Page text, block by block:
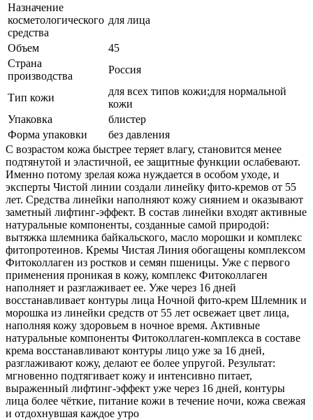
Назначение
косметологического
средства
для лица
Объем
45
Страна
производства
Россия
Тип кожи
для всех типов кожи;для нормальной
кожи
Упаковка
блистер
Форма упаковки
без давления
С возрастом кожа быстрее теряет влагу, становится менее
подтянутой и эластичной, ее защитные функции ослабевают.
Именно потому зрелая кожа нуждается в особом уходе, и
эксперты Чистой линии создали линейку фито-кремов от 55
лет. Средства линейки наполняют кожу сиянием и оказывают
заметный лифтинг-эффект. В состав линейки входят активные
натуральные компоненты, созданные самой природой:
вытяжка шлемника байкальского, масло морошки и комплекс
фитопротеинов. Кремы Чистая Линия обогащены комплексом
Фитоколлаген из ростков и семян пшеницы. Уже с первого
применения проникая в кожу, комплекс Фитоколлаген
наполняет и разглаживает ее. Уже через 16 дней
восстанавливает контуры лица Ночной фито-крем Шлемник и
морошка из линейки средств от 55 лет освежает цвет лица,
наполняя кожу здоровьем в ночное время. Активные
натуральные компоненты Фитоколлаген-комплекса в составе
крема восстанавливают контуры лицо уже за 16 дней,
разглаживают кожу, делают ее более упругой. Результат:
мгновенно подтягивает кожу и интенсивно питает,
выраженный лифтинг-эффект уже через 16 дней, контуры
лица более чёткие, питание кожи в течение ночи, кожа свежая
и отдохнувшая каждое утро